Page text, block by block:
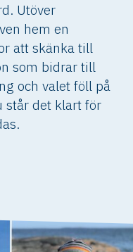
Utöver
hem en
att skänka till
som bidrar till
och valet föll på
står det klart för